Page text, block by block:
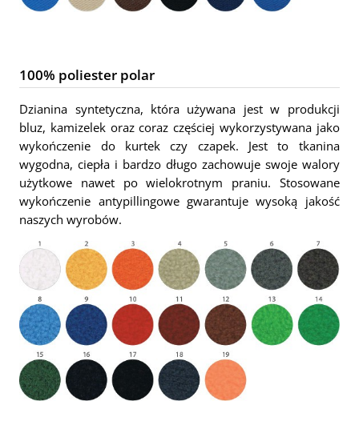
100% poliester polar
Dzianina syntetyczna, która używana jest w produkcji
bluz, kamizelek oraz coraz częściej wykorzystywana jako
wykończenie do kurtek czy czapek. Jest to tkanina
wygodna, ciepła i bardzo długo zachowuje swoje walory
użytkowe nawet po wielokrotnym praniu. Stosowane
wykończenie antypillingowe gwarantuje wysoką jakość
naszych wyrobów.